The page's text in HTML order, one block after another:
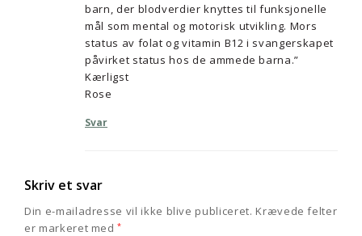
barn, der blodverdier knyttes til funksjonelle
mål som mental og motorisk utvikling. Mors
status av folat og vitamin B12 i svangerskapet
påvirket status hos de ammede barna.”
Kærligst
Rose
Svar
Skriv et svar
Din e-mailadresse vil ikke blive publiceret. Krævede felter
er markeret med*